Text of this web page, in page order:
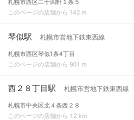
札幌市西区二十四軒１条５
このページの店舗から 142 m
琴似駅 札幌市営地下鉄東西線
札幌市西区琴似1条4丁目
このページの店舗から 901 m
西２８丁目駅 札幌市営地下鉄東西線
札幌市中央区北４条西２８
このページの店舗から 1.2 km